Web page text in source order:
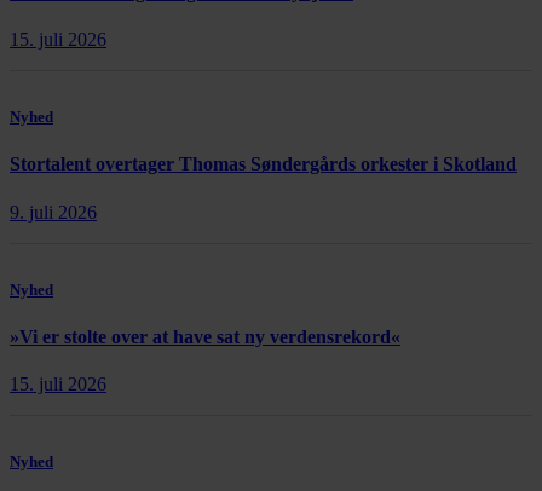
15. juli 2026
Nyhed
Stortalent overtager Thomas Søndergårds orkester i Skotland
9. juli 2026
Nyhed
»Vi er stolte over at have sat ny verdensrekord«
15. juli 2026
Nyhed